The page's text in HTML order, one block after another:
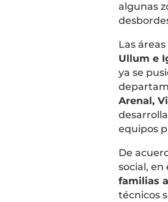
algunas
Las
Ullum e
ya se
Arenal,
equipos
De
social, en
familias
técnicos